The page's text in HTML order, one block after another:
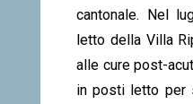
cantonale. Nel
letto della Villa
alle cure post-
in posti letto per